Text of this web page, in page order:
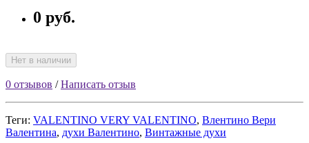
0 руб.
Нет в наличии
0 отзывов /Написать отзыв
Теги: VALENTINO VERY VALENTINO, Влентино Вери
Валентина, духи Валентино, Винтажные духи